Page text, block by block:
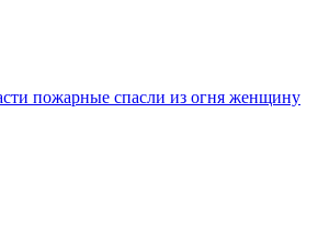
пожарные спасли из огня женщину